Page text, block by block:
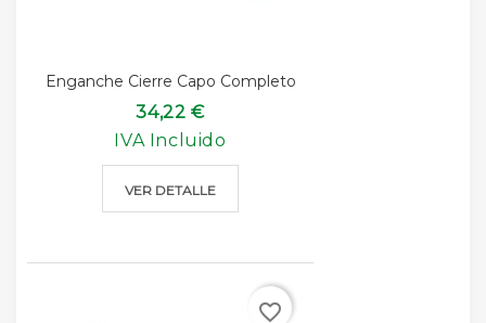
Enganche Cierre Capo Completo
34,22 €
IVA Incluido
VER DETALLE
favorite_border